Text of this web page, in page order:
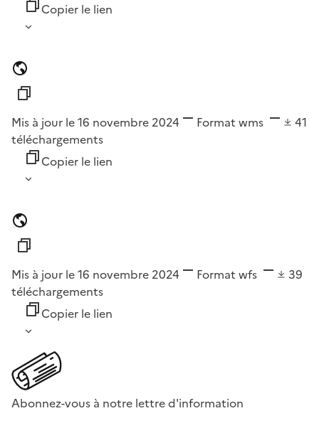
Copier le lien
Mis à jour le 16 novembre 2024 Format wms
41
téléchargements
Copier le lien
Mis à jour le 16 novembre 2024 Format wfs
39
téléchargements
Copier le lien
Abonnez-vous à notre lettre d'information